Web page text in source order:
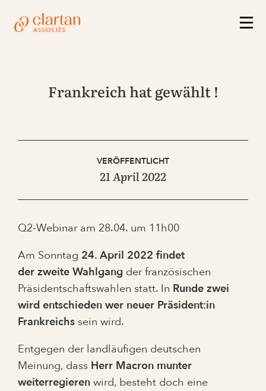
Frankreich hat gewählt !
VERÖFFENTLICHT
21 April 2022
Q2-Webinar am 28.04. um 11h00
Am Sonntag 24. April 2022 findet
der zweite Wahlgang der französischen
Präsidentschaftswahlen statt. In Runde zwei
wird entschieden wer neuer Präsident:in
Frankreichs sein wird.
Entgegen der landläufigen deutschen
Meinung, dass Herr Macron munter
weiterregieren wird, besteht doch eine